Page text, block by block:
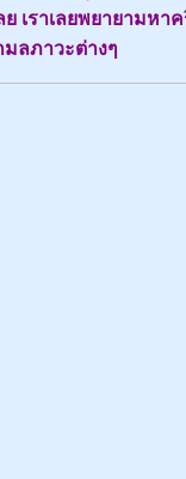
ราเลยพยายามหา
มลภาวะต่างๆ